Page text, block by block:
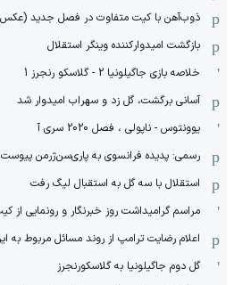
ذوب‌آهن با کیت متفاوت در فصل جدید
بازگشت امیدوارکننده وینگر استقلال
خلاصه بازی جاگیلونیا 2 - گلاسکو رنجرز 1
آسانی برگشت، گل زد و سهراب امیدوار شد
یوونتوس - ناپولی ، فصل 2020 سری آ
رسمی: پدیده فرانسوی به پاری‌سن‌ژرمن پیوست
استقلال با سه گل به استقبال لیگ رفت
مراسم گرامیداشت روز خبرنگار و رونمایی از
اعلام رضایت ترامپ از روند مسائل مربوط به
گل دوم جاگیلونیا به گلاسکورنجرز